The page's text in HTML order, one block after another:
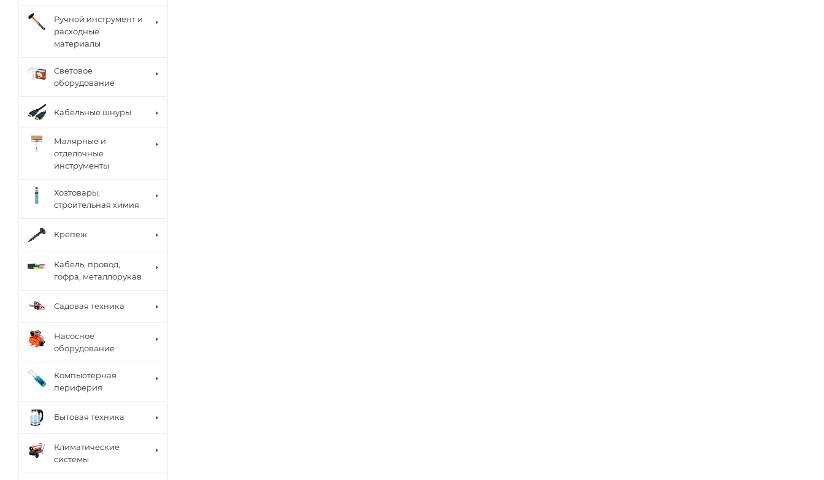
Ручной инструмент и
расходные
материалы
Световое
оборудование
Кабельные шнуры
Малярные и
отделочные
инструменты
Хозтовары,
строительная химия
Крепеж
Кабель, провод,
гофра, металлорукав
Садовая техника
Насосное
оборудование
Компьютерная
периферия
Бытовая техника
Климатические
системы